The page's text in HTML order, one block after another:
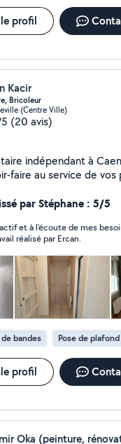
profil
Kacir
Bricoleur
(Centre Ville)
(20 avis)
faire au service de vos
matériel professionnel
et durable, de la
: Préparation
lisse et durable. Montage de
: Un
Enduit (Band
Petits travaux de
variés. En tant que votre
je privilégie une
toujours à l'écoute
vous conseiller au
à me contacter
vos besoins. Au plaisir
par Stéphane : 5/5
et à l'écoute de mes
réalisé par Ercan.
bandes Pose de plafond
profil
Oka (peinture,